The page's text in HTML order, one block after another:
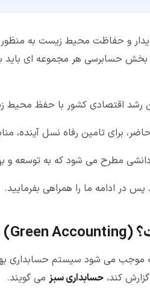
و حفاظت محیط زیست به منظور
حسابرسی هر مجموعه ای باید
رشد اقتصادی کشور با حفظ محیط
برای تامین رفاه نسل آینده،
مطرح می شود که به توسعه و
در ادامه ما را همراهی بفرمایید.
(
Green Accounting
)
موجب می شود سیستم حسابداری
کند، حسابداری سبز می گویند.